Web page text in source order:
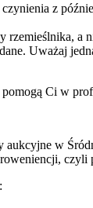
z
rzemieślnika, a
Uważaj
Ci w
w
czyli